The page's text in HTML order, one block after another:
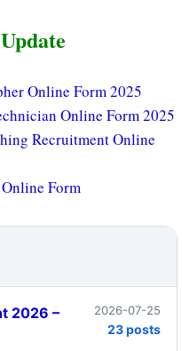
Online Form 2025
Online Form 2025
Recruitment Online
Form
2026 –
2026-07-25
23 posts